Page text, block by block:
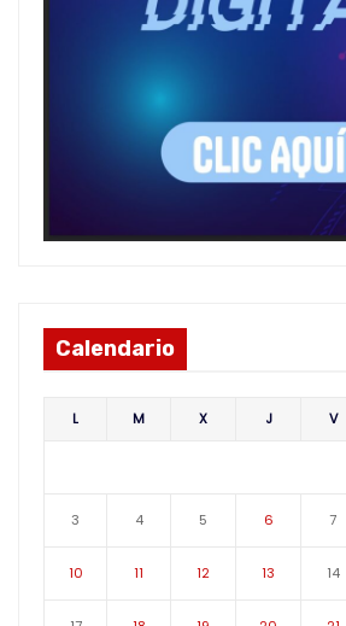
Calendario
L M X J V
3 4 5 6 7
10 11 12 13 14